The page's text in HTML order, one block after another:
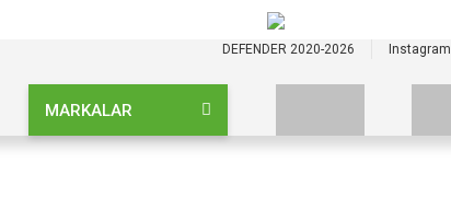
DEFENDER 2020-2026 Instagram
MARKALAR